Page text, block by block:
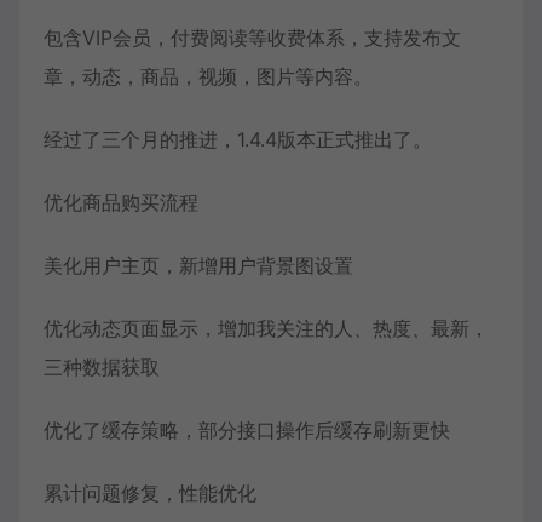
包含VIP会员，付费阅读等收费体系，支持发布文
章，动态，商品，视频，图片等内容。
经过了三个月的推进，1.4.4版本正式推出了。
优化商品购买流程
美化用户主页，新增用户背景图设置
优化动态页面显示，增加我关注的人、热度、最新，
三种数据获取
优化了缓存策略，部分接口操作后缓存刷新更快
累计问题修复，性能优化